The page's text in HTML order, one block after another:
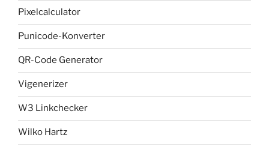
Pixelcalculator
Punicode-Konverter
QR-Code Generator
Vigenerizer
W3 Linkchecker
Wilko Hartz